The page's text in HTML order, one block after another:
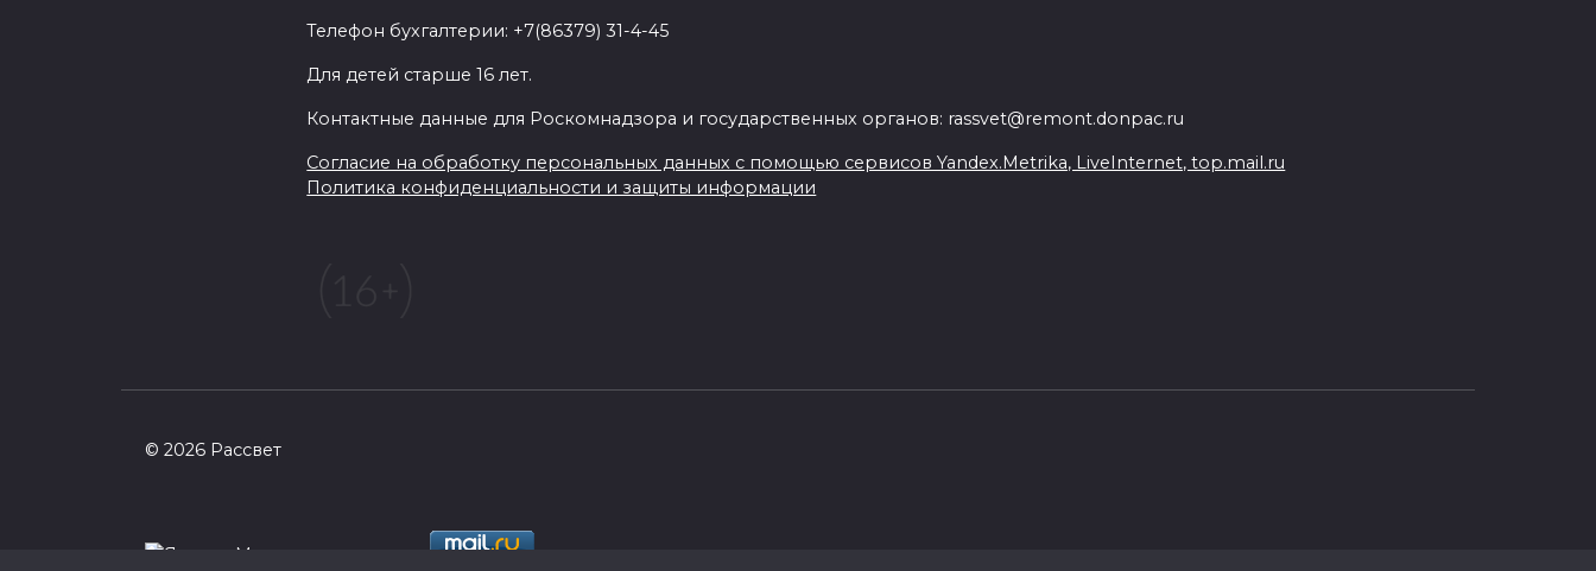
Телефон бухгалтерии: +7(86379) 31-4-45
Для детей старше 16 лет.
Контактные данные для Роскомнадзора и государственных органов: rassvet@remont.donpac.ru
Согласие на обработку персональных данных с помощью сервисов Yandex.Metrika, LiveInternet, top.mail.ru
Политика конфиденциальности и защиты информации
© 2026 Рассвет